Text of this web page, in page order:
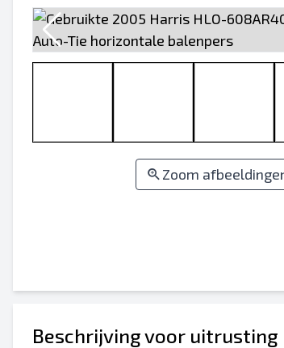
Zoom
Beschrijving voor uitrusting